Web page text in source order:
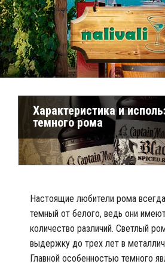
Характеристика и
темного рома
Настоящие любители рома
темный от белого, ведь они
количество различий. Светлый
выдержку до трех лет в
Главной особенностью темного